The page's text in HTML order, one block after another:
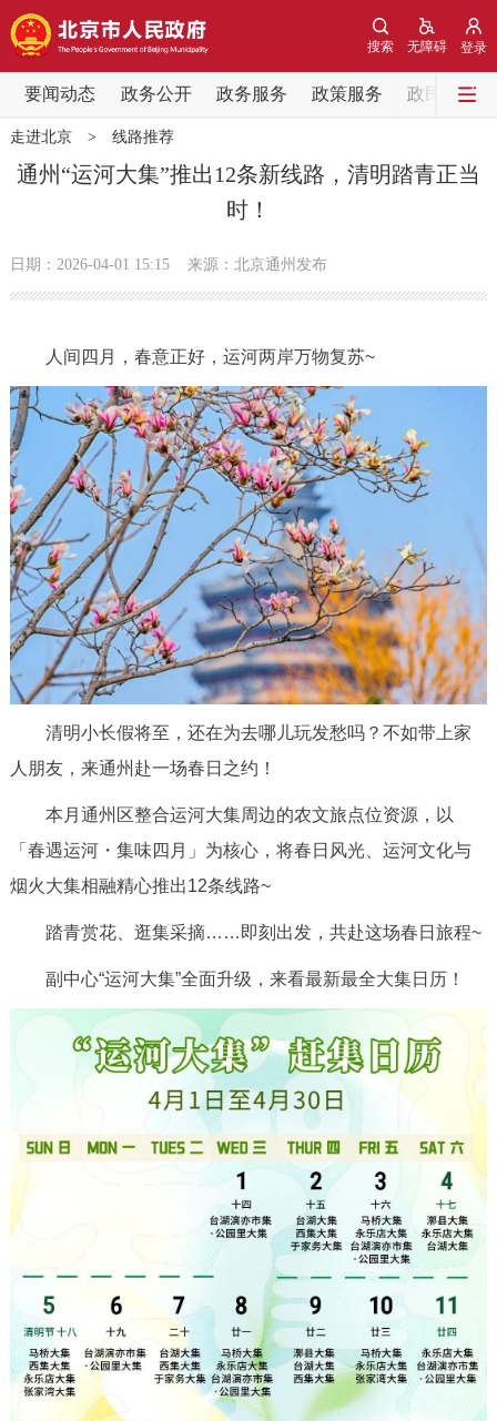
登录
无障碍
搜索
要闻动态 政务公开 政务服务 政策服务 政民互动
要闻动态
党中央精神
会议信息
市领导 机构职能 政策服务
政策兑现 政策解读 回应关切
决策公开 专题公开
政务服务
个人服务 法人服务 部门服务
便民服务 利企服务 投资项目
中介服务 阳光政务
政民互动
12345网上接诉即办 我要咨询
北京概况 十六区概览 人文北京
한국어 日本語
DEUTSCH FRANÇAIS РУССКИЙ ЯЗЫК
ESPAÑOL العربية PORTUGUÊS
走进北京> 线路推荐
通州“运河大集”推出12条新线路，清明踏青正当
时！
日期：2026-04-01 15:15 来源：北京通州发布
人间四月，春意正好，运河两岸万物复苏~
清明小长假将至， 还在为去哪儿玩发愁吗？ 不如带上家
人朋友，来通州赴一场春日之约！
本月通州区整合运河大集周边的农文旅点位资源，以
「春遇运河・集味四月」为核心，将春日风光、运河文化与
烟火大集相融精心推出12条线路~
踏青赏花、逛集采摘……即刻出发，共赴这场春日旅程~
副中心“运河大集”全面升级， 来看最新最全大集日历！